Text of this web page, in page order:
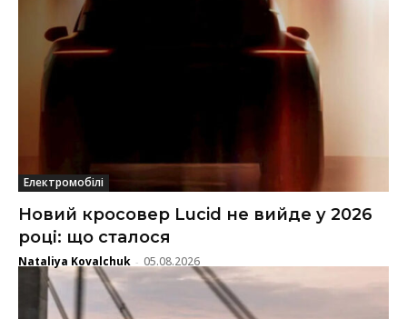
Електромобілі
Новий кросовер Lucid не вийде у 2026
році: що сталося
Nataliya Kovalchuk - 05.08.2026